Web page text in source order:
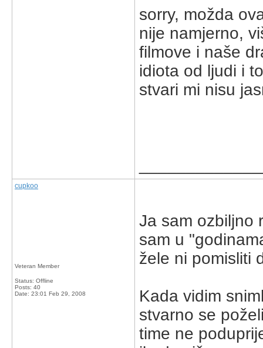
sorry, možda
nije namjerno,
filmove i naše
idiota od ljudi i
stvari mi nisu
cupkoo
Veteran Member
Status: Offline
Posts: 40
Date: 23:01 Feb 29, 2008
Ja sam ozbiljno
sam u
žele ni pomisliti
Kada vidim
stvarno se
time ne